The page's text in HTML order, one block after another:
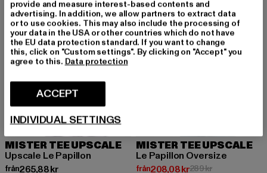
MISTER TEE UPSCALE
Upscale Le Papillon
från265,88 kr
Nuvarande pris: Från 265,88 kr
MISTER TEE UPSCALE
Le Papillon Oversize
från208,08 kr
Nuvarande pris: Från 208,08 kr
289 krKampanjpris:
provide and measure interest-based contents and
advertising. In addition, we allow partners to extract data
or to use cookies. This may also include the processing of
your data in the USA or other countries which do not have
the EU data protection standard. If you want to change
this, click on "Custom settings". By clicking on "Accept" you
agree to this. Data protection
ACCEPT
INDIVIDUAL SETTINGS